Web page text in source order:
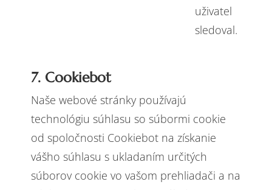
uživatel
sledoval.
7. Cookiebot
Naše webové stránky používajú
technológiu súhlasu so súbormi cookie
od spoločnosti Cookiebot na získanie
vášho súhlasu s ukladaním určitých
súborov cookie vo vašom prehliadači a na